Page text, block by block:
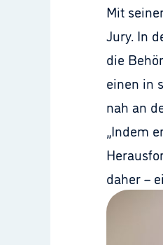
Mit
Jury. In
die
einen in
nah an
„Indem
daher –